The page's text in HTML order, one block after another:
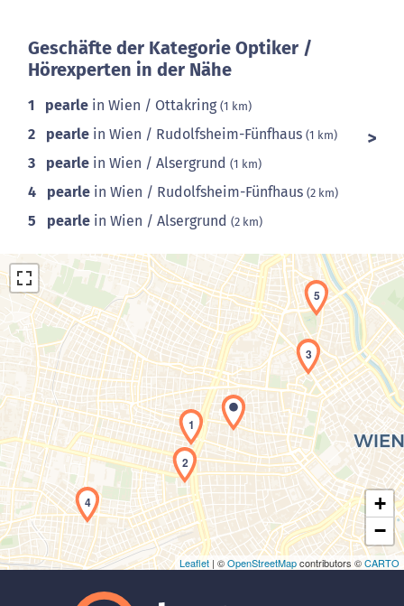
Geschäfte der Kategorie Optiker /
Hörexperten in der Nähe
1 pearle in Wien / Ottakring (1 km)
2 pearle in Wien / Rudolfsheim-Fünfhaus (1 km)
3 pearle in Wien / Alsergrund (1 km)
4 pearle in Wien / Rudolfsheim-Fünfhaus (2 km)
5 pearle in Wien / Alsergrund (2 km)
Laden der Karte...
1
2
3
4
5
+
−
Leaflet | ©OpenStreetMapcontributors ©CARTO